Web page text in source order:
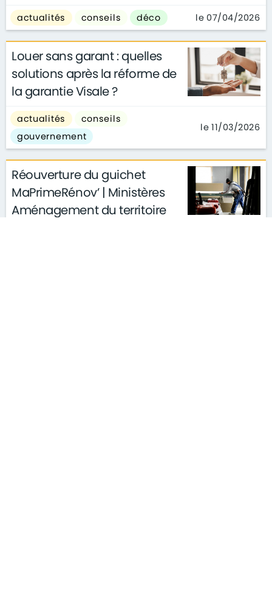
actualités conseils déco le 07/04/2026
Louer sans garant : quelles
solutions après la réforme de
la garantie Visale ?
actualités
conseils
gouvernement
le 11/03/2026
Réouverture du guichet
MaPrimeRénov’ | Ministères
Aménagement du territoire